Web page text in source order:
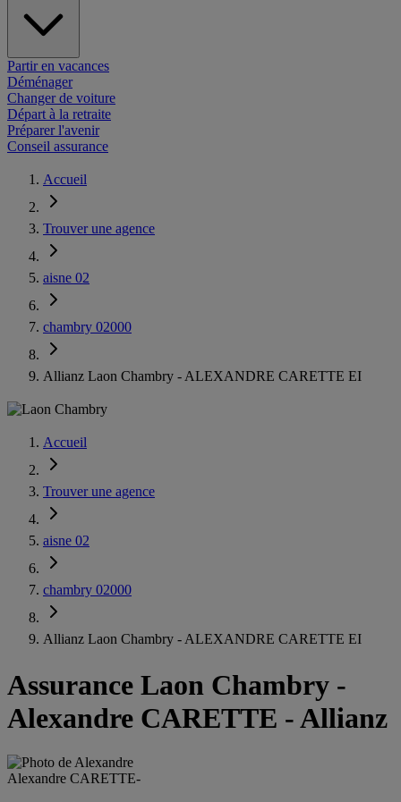
Partir en vacances
Déménager
Changer de voiture
Départ à la retraite
Préparer l'avenir
Conseil assurance
Accueil
Trouver une agence
aisne 02
chambry 02000
Allianz Laon Chambry - ALEXANDRE CARETTE EI
Accueil
Trouver une agence
aisne 02
chambry 02000
Allianz Laon Chambry - ALEXANDRE CARETTE EI
Assurance Laon Chambry -
Alexandre CARETTE - Allianz
Alexandre CARETTE-